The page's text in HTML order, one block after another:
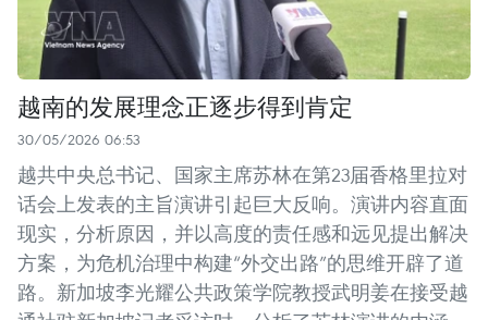
越南的发展理念正逐步得到肯定
30/05/2026 06:53
越共中央总书记、国家主席苏林在第23届香格里拉对
话会上发表的主旨演讲引起巨大反响。演讲内容直面
现实，分析原因，并以高度的责任感和远见提出解决
方案，为危机治理中构建“外交出路”的思维开辟了道
路。新加坡李光耀公共政策学院教授武明姜在接受越